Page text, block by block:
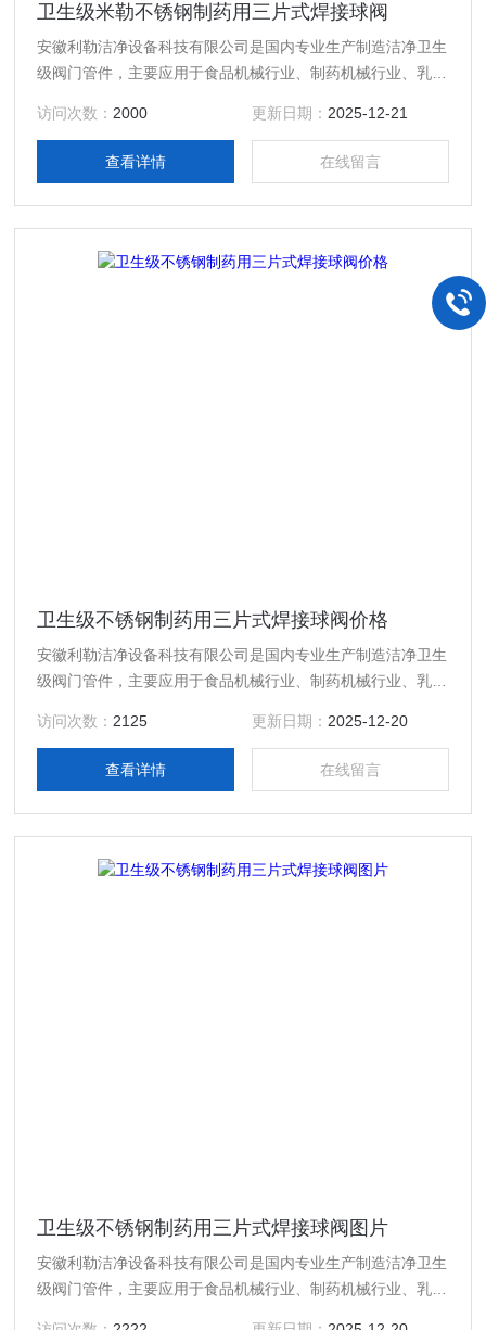
卫生级米勒不锈钢制药用三片式焊接球阀
安徽利勒洁净设备科技有限公司是国内专业生产制造洁净卫生
级阀门管件，主要应用于食品机械行业、制药机械行业、乳制
设备的专业生产厂家，产品规格齐全；产品主要有：卫生级米
勒不锈钢制药用三片式焊接球阀，真空接头，真空卡箍，真空
兰，KF接头，真空软管，真空波纹管等。
访问次数： 2000 更新日期： 2025-12-21
查看详情 在线留言
卫生级不锈钢制药用三片式焊接球阀价格
安徽利勒洁净设备科技有限公司是国内专业生产制造洁净卫生
级阀门管件，主要应用于食品机械行业、制药机械行业、乳制
设备的专业生产厂家，产品规格齐全；产品主要有：卫生级不
锈钢制药用三片式焊接球阀价格，真空接头，真空卡箍，真空
兰，KF接头，真空软管，真空波纹管等。
访问次数： 2125 更新日期： 2025-12-20
查看详情 在线留言
卫生级不锈钢制药用三片式焊接球阀图片
安徽利勒洁净设备科技有限公司是国内专业生产制造洁净卫生
级阀门管件，主要应用于食品机械行业、制药机械行业、乳制